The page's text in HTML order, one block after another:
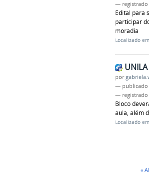
— registrado
Edital para
participar
moradia
Localizado em
por
— publicado
— registrado
Bloco
aula, além
Localizado em
«